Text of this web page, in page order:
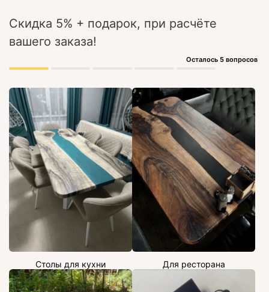
Скидка 5% + подарок, при расчёте
вашего заказа!
Осталось 5 вопросов
Столы для кухни Для ресторана